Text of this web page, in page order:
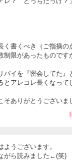
く書くべき（ご指摘の
制限があったものです
バイを『密会してた』
とアレコレ長くなっ
そありがとうございま
うございます。
がら読みました←(笑)